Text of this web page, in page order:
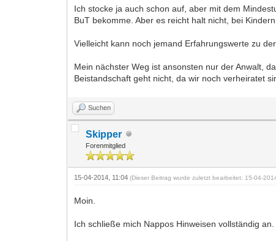
Ich stocke ja auch schon auf, aber mit dem
BuT bekomme. Aber es reicht halt nicht, bei
Vielleicht kann noch jemand Erfahrungswerte zu
Mein nächster Weg ist ansonsten nur der Anwalt,
Beistandschaft geht nicht, da wir noch verheiratet
Suchen
Skipper
Forenmitglied
15-04-2014, 11:04(Dieser Beitrag wurde zuletzt bearbeitet: 15-04-
Moin.
Ich schließe mich Nappos Hinweisen vollständig an.